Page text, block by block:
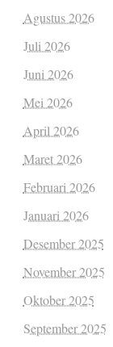
Agustus 2026
Juli 2026
Juni 2026
Mei 2026
April 2026
Maret 2026
Februari 2026
Januari 2026
Desember 2025
November 2025
Oktober 2025
September 2025